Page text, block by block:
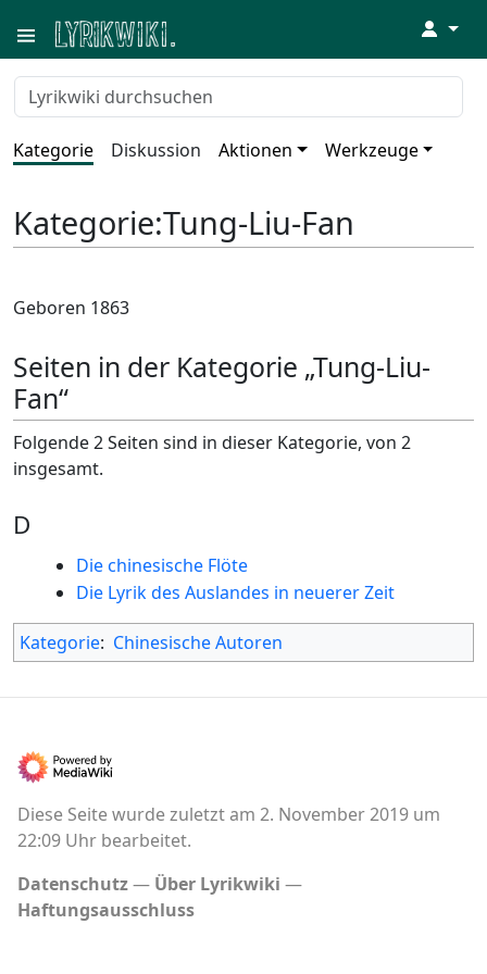
↓
Kategorie Diskussion Aktionen Werkzeuge
Kategorie:Tung-Liu-Fan
Geboren 1863
Seiten in der Kategorie „Tung-Liu-
Fan“
Folgende 2 Seiten sind in dieser Kategorie, von 2
insgesamt.
D
Die chinesische Flöte
Die Lyrik des Auslandes in neuerer Zeit
Kategorie: Chinesische Autoren
Diese Seite wurde zuletzt am 2. November 2019 um
22:09 Uhr bearbeitet.
Datenschutz
Über Lyrikwiki
Haftungsausschluss